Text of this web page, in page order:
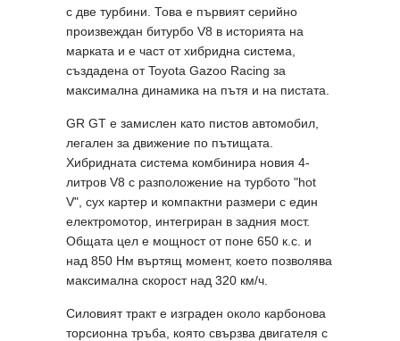
с две турбини. Това е първият серийно
произвеждан битурбо V8 в историята на
марката и е част от хибридна система,
създадена от Toyota Gazoo Racing за
максимална динамика на пътя и на пистата.
GR GT е замислен като пистов автомобил,
легален за движение по пътищата.
Хибридната система комбинира новия 4-
литров V8 с разположение на турбото "hot
V", сух картер и компактни размери с един
електромотор, интегриран в задния мост.
Общата цел е мощност от поне 650 к.с. и
над 850 Нм въртящ момент, което позволява
максимална скорост над 320 км/ч.
Силовият тракт е изграден около карбонова
торсионна тръба, която свързва двигателя с